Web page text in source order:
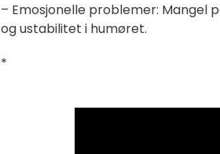
– Emosjonelle problemer: Mangel
og ustabilitet i humøret.
*